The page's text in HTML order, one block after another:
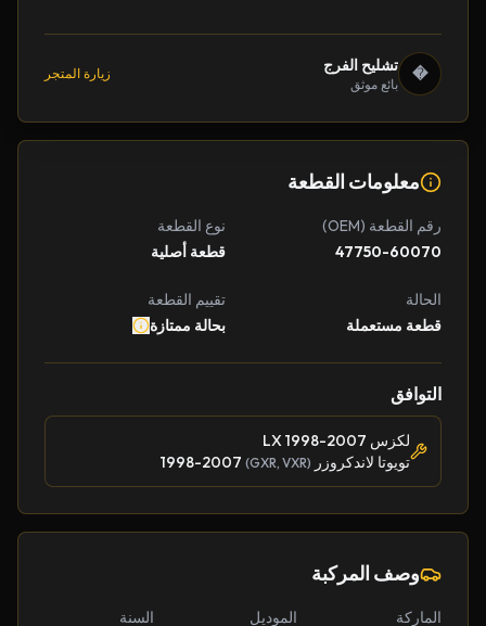
� تشليح الفرج
بائع موثق
زيارة المتجر
معلومات القطعة
رقم القطعة (OEM)
47750-60070
نوع القطعة
قطعة أصلية
الحالة
قطعة مستعملة
تقييم القطعة
بحالة ممتازة
التوافق
لكزس LX 1998-2007
تويوتا لاندكروزر (GXR, VXR)
وصف المركبة
الماركة الموديل السنة